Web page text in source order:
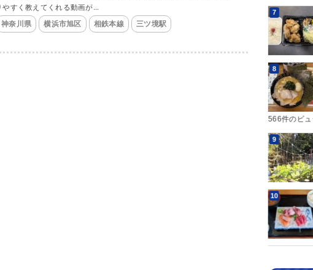
やすく教えてくれる動画が...
神奈川県 横浜市旭区 相鉄本線 三ツ境駅
566件のビュ